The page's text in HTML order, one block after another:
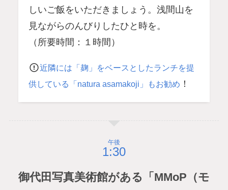
しいご飯をいただきましょう。浅間山を
見ながらのんびりしたひと時を。
（所要時間：１時間）
近隣には「麹」をベースとしたランチを提
供している「natura asamakoji 」もお勧め ！
午後
御代田写真美術館がある「MMoP（モ